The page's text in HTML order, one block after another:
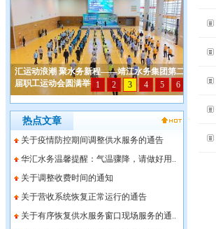
热点文章
关于疫情防控期间调整供水服务的通告
华汇水务温馨提醒：气温骤降，请做好用..
关于调整收费时间的通知
关于营收系统恢复正常运行的通告
关于有序恢复供水服务窗口现场服务的通..